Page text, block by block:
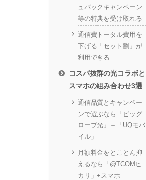
ュバックキャンペーン
等の特典を受け取れる
通信費トータル費用を
下げる「セット割」が
利用できる
コスパ抜群の光コラボと
スマホの組み合わせ3選
通信品質とキャンペー
ンで選ぶなら「ビッグ
ローブ光」＋「UQモバ
イル」
月額料金をとことん抑
えるなら「@TCOMヒ
カリ」+スマホ